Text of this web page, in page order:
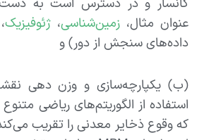
کانسار و در دسترس است به
عنوان مثال، زمین‌شناسی، ژئوفیزیک،
داده‌های سنجش از دور) و
(ب) یکپارچه‌سازی و وزن دهی
استفاده از الگوریتم‌های ریاضی متنوع
که وقوع ذخایر معدنی را تقریب